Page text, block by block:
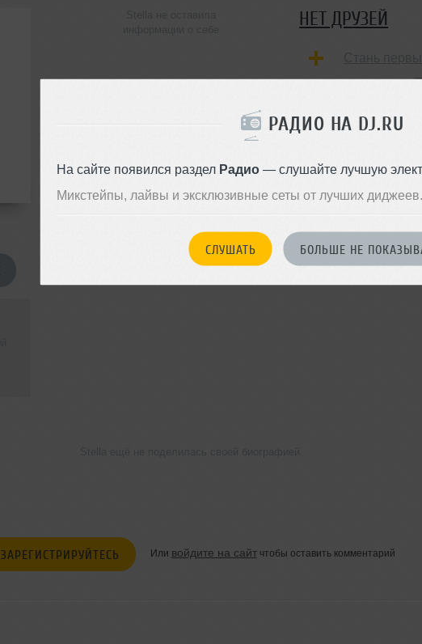
РАДИО НА DJ.RU
На сайте появился раздел Радио— слушайте лучшую
Микстейпы, лайвы и эксклюзивные сеты от лучших диджеев.
СЛУШАТЬ БОЛЬШЕ НЕ
НЕТ ДРУЗЕЙ
ЗАРЕГИСТРИРУЙТЕСЬ Или войдите на сайтчтобы оставить комментарий